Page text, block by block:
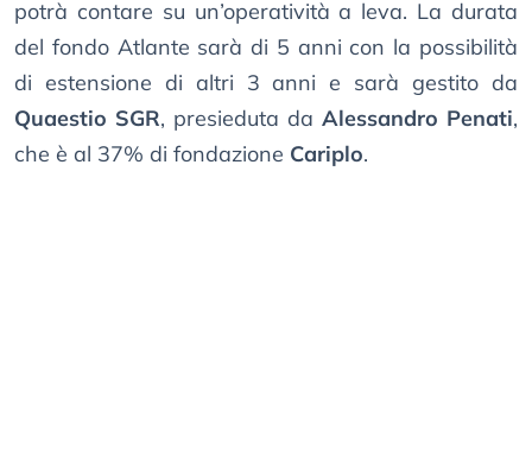
potrà contare su un’operatività a leva. La durata
del fondo Atlante sarà di 5 anni con la possibilità
di estensione di altri 3 anni e sarà gestito da
Quaestio SGR, presieduta da Alessandro Penati,
che è al 37% di fondazione Cariplo.